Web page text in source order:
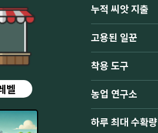
벨
누적 씨앗 지출
고용된 일꾼
착용 도구
농업 연구소
하루 최대 수확량